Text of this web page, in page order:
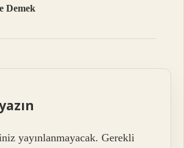
Demek
yayınlanmayacak. Gerekli